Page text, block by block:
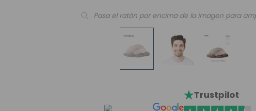
Pasa el ratón por encima de la imagen para
Trustpilot